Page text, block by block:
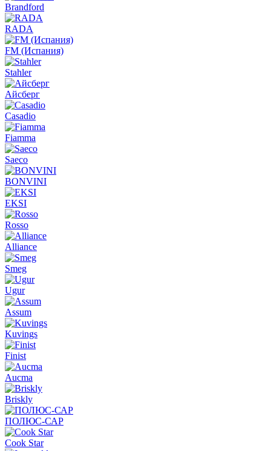
Brandford
RADA
FM (Испания)
Stahler
Айсберг
Casadio
Fiamma
Saeco
BONVINI
EKSI
Rosso
Alliance
Smeg
Ugur
Assum
Kuvings
Finist
Aucma
Briskly
ПОЛЮС-САР
Cook Star